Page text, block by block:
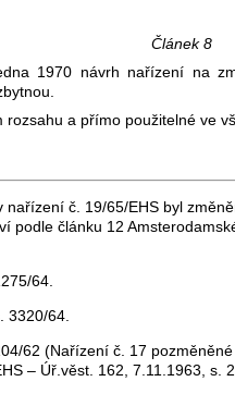
Článek 8
1970 návrh nařízení na
a přímo použitelné ve
nařízení č. 19/65/EHS byl
podle článku 12
64.
3320/64.
62 (Nařízení č. 17
– Úř.věst. 162, 7.11.1963, s.